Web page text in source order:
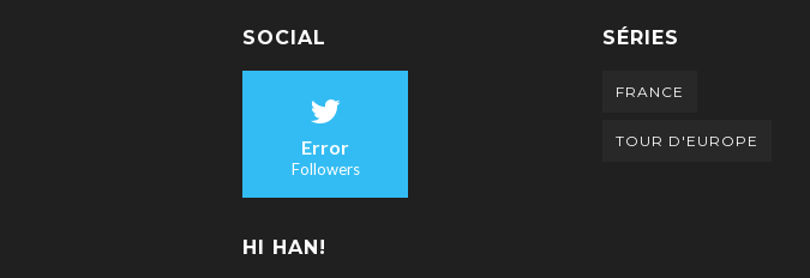
SOCIAL
Error
Followers
HI HAN!
SÉRIES
FRANCE
TOUR D'EUROPE